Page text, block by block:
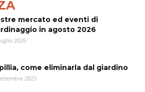
mercato ed eventi di
in agosto 2026
2026
come eliminarla dal giardino
2025